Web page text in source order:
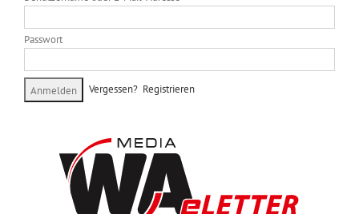
Passwort
Vergessen? Registrieren